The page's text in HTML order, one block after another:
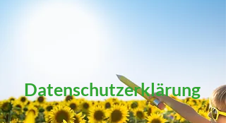
Datenschutzerklärung